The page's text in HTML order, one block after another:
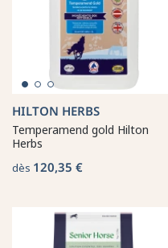
HILTON HERBS
Temperamend gold Hilton
Herbs
dès 120,35 €